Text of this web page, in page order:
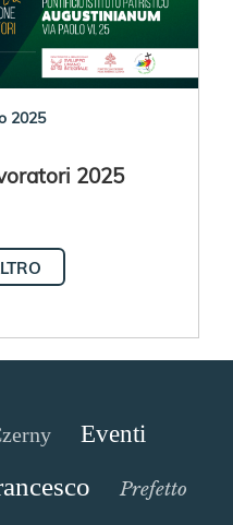
2025
2025
Eventi
Prefetto